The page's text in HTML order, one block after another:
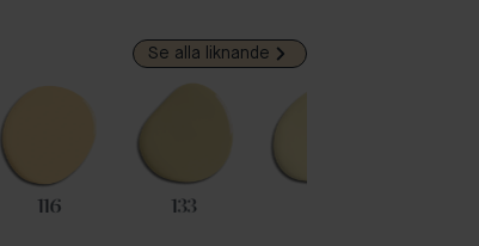
Se alla liknande
116 133